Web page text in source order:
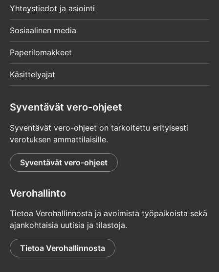
Yhteystiedot ja asiointi
Sosiaalinen media
Paperilomakkeet
Käsittelyajat
Syventävät vero-ohjeet
Syventävät vero-ohjeet on tarkoitettu erityisesti
verotuksen ammattilaisille.
Syventävät vero-ohjeet
Verohallinto
Tietoa Verohallinnosta ja avoimista työpaikoista sekä
ajankohtaisia uutisia ja tilastoja.
Tietoa Verohallinnosta